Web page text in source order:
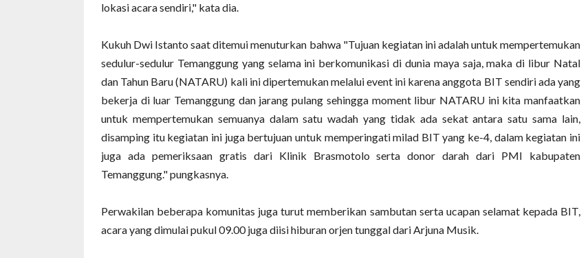
lokasi acara sendiri," kata dia.
Kukuh Dwi Istanto saat ditemui menuturkan bahwa "Tujuan kegiatan ini adalah untuk mempertemukan
sedulur-sedulur Temanggung yang selama ini berkomunikasi di dunia maya saja, maka di libur Natal
dan Tahun Baru (NATARU) kali ini dipertemukan melalui event ini karena anggota BIT sendiri ada yang
bekerja di luar Temanggung dan jarang pulang sehingga moment libur NATARU ini kita manfaatkan
untuk mempertemukan semuanya dalam satu wadah yang tidak ada sekat antara satu sama lain,
disamping itu kegiatan ini juga bertujuan untuk memperingati milad BIT yang ke-4, dalam kegiatan ini
juga ada pemeriksaan gratis dari Klinik Brasmotolo serta donor darah dari PMI kabupaten
Temanggung." pungkasnya.
Perwakilan beberapa komunitas juga turut memberikan sambutan serta ucapan selamat kepada BIT,
acara yang dimulai pukul 09.00 juga diisi hiburan orjen tunggal dari Arjuna Musik.